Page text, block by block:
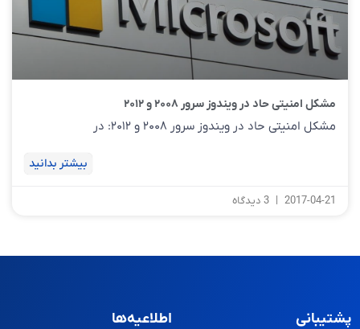
مشکل امنیتی حاد در ویندوز سرور ۲۰۰۸ و ۲۰۱۲
مشکل امنیتی حاد در ویندوز سرور ۲۰۰۸ و ۲۰۱۲: در
بیشتر بدانید
2017-04-21
پشتیبانی اطلاعیه‌ها